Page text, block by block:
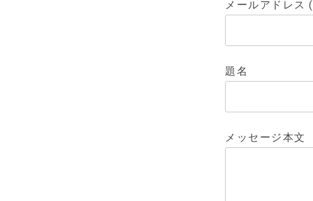
メールアドレス
題名
メッセージ本文